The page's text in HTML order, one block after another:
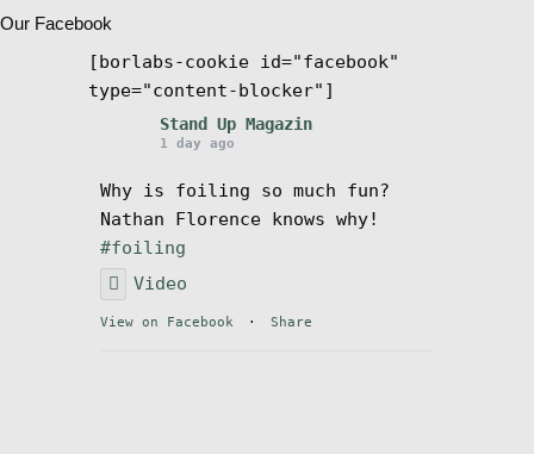
SPOT FINDER
Mein Konto
Our Facebook
[borlabs-cookie id="facebook"
type="content-blocker"]
Stand Up Magazin
1 day ago
Why is foiling so much fun?
Nathan Florence knows why!
#foiling
Video
View on Facebook · Share